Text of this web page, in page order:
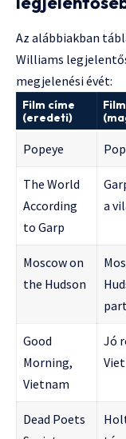
Az alábbiakban
Williams
megjelenési évét:
Film címe
(eredeti)
Popeye
The World
According
to Garp
a
Moscow on
the Hudson
Good
Morning,
Vietnam
Jó
Dead Poets